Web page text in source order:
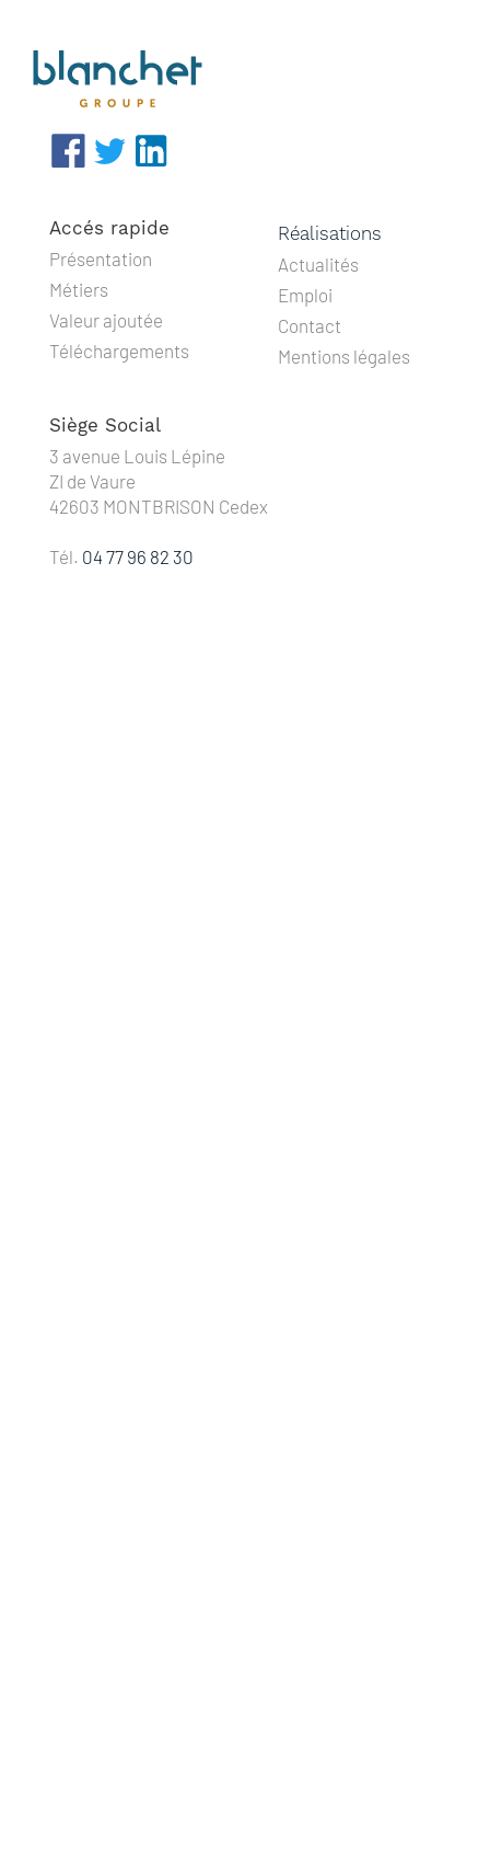
Accés rapide
Présentation
Métiers
Valeur ajoutée
Téléchargements
Réalisations
Actualités
Emploi
Contact
Mentions légales
Siège Social
3 avenue Louis Lépine
ZI de Vaure
42603 MONTBRISON Cedex
Tél. 04 77 96 82 30